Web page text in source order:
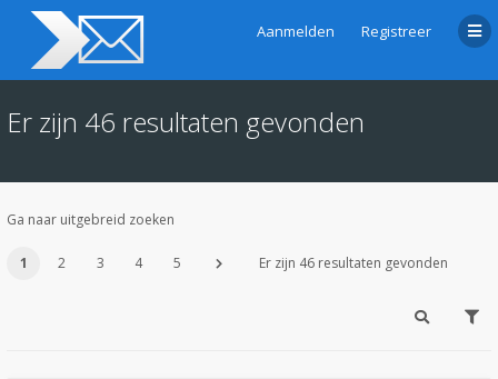
Aanmelden Registreer
Er zijn 46 resultaten gevonden
Ga naar uitgebreid zoeken
1 2 3 4 5 Er zijn 46 resultaten gevonden